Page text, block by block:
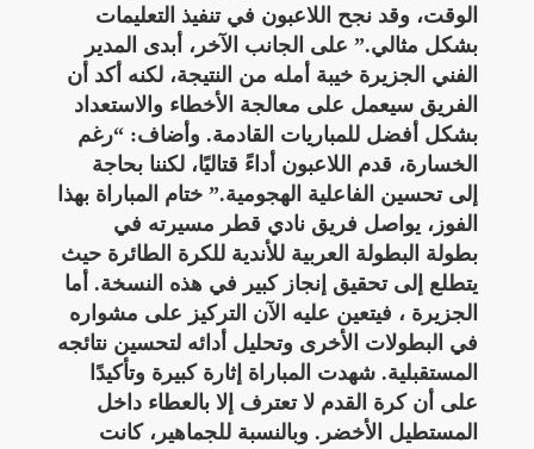
الوقت، وقد نجح اللاعبون في تنفيذ التعليمات
بشكل مثالي.” على الجانب الآخر، أبدى المدير
الفني الجزيرة خيبة أمله من النتيجة، لكنه أكد أن
الفريق سيعمل على معالجة الأخطاء والاستعداد
بشكل أفضل للمباريات القادمة. وأضاف: “رغم
الخسارة، قدم اللاعبون أداءً قتاليًا، لكننا بحاجة
إلى تحسين الفاعلية الهجومية.” ختام المباراة بهذا
الفوز، يواصل فريق نادي قطر مسيرته في
بطولة البطولة العربية للأندية للكرة الطائرة حيث
يتطلع إلى تحقيق إنجاز كبير في هذه النسخة. أما
الجزيرة ، فيتعين عليه الآن التركيز على مشواره
في البطولات الأخرى وتحليل أدائه لتحسين نتائجه
المستقبلية. شهدت المباراة إثارة كبيرة وتأكيدًا
على أن كرة القدم لا تعترف إلا بالعطاء داخل
المستطيل الأخضر. وبالنسبة للجماهير، كانت